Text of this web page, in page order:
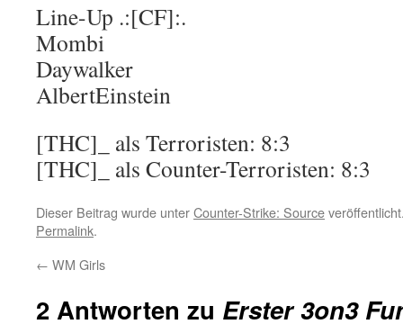
Line-Up .:[CF]:.
Mombi
Daywalker
AlbertEinstein
[THC]_ als Terroristen: 8:3
[THC]_ als Counter-Terroristen: 8:3
Dieser Beitrag wurde unterCounter-Strike: Source
Permalink.
← WM Girls
2 Antworten zu Erster 3on3